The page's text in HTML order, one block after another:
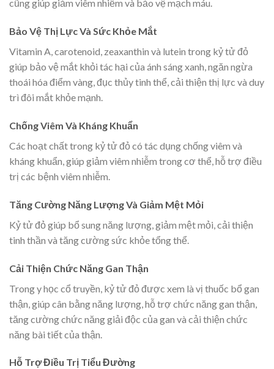
cũng giúp giảm viêm nhiễm và bảo vệ mạch máu.
Bảo Vệ Thị Lực Và Sức Khỏe Mắt
Vitamin A, carotenoid, zeaxanthin và lutein trong kỷ tử đỏ
giúp bảo vệ mắt khỏi tác hại của ánh sáng xanh, ngăn ngừa
thoái hóa điểm vàng, đục thủy tinh thể, cải thiện thị lực và duy
trì đôi mắt khỏe mạnh.
Chống Viêm Và Kháng Khuẩn
Các hoạt chất trong kỷ tử đỏ có tác dụng chống viêm và
kháng khuẩn, giúp giảm viêm nhiễm trong cơ thể, hỗ trợ điều
trị các bệnh viêm nhiễm.
Tăng Cường Năng Lượng Và Giảm Mệt Mỏi
Kỷ tử đỏ giúp bổ sung năng lượng, giảm mệt mỏi, cải thiện
tinh thần và tăng cường sức khỏe tổng thể.
Cải Thiện Chức Năng Gan Thận
Trong y học cổ truyền, kỷ tử đỏ được xem là vị thuốc bổ gan
thận, giúp cân bằng năng lượng, hỗ trợ chức năng gan thận,
tăng cường chức năng giải độc của gan và cải thiện chức
năng bài tiết của thận.
Hỗ Trợ Điều Trị Tiểu Đường